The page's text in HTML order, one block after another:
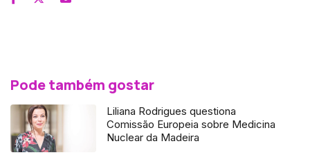
Pode também gostar
Liliana Rodrigues questiona
Comissão Europeia sobre Medicina
Nuclear da Madeira